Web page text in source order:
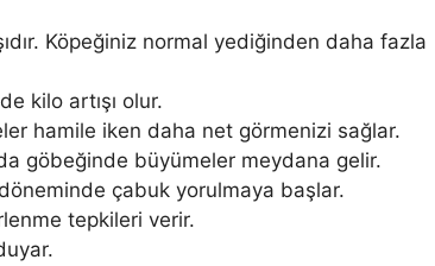
Köpeğiniz normal yediğinden daha fazla
kilo artışı olur.
hamile iken daha net görmenizi sağlar.
göbeğinde büyümeler meydana gelir.
çabuk yorulmaya başlar.
tepkileri verir.